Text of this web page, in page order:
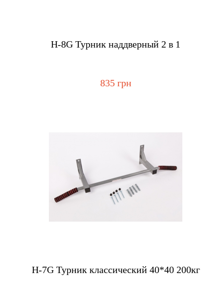
Н-8G Турник наддверный 2 в 1
835 грн
H-7G Турник классический 40*40 200кг